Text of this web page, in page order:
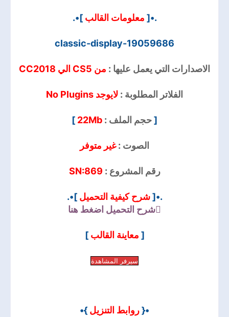
.•[ معلومات القالب ]•.
classic-display-19059686
الاصدارات التي يعمل عليها : من CS5 الي CC2018
الفلاتر المطلوبة : لايوجد No Plugins
[حجم الملف : 22Mb
]
الصوت :غير متوفر
رقم المشروع : SN:869
.•[شرح كيفية التحميل ]•.
شرح التحميل اضغط هنا
[ معاينة القالب]
سيرفر المشاهدة
•{روابط التنزيل }•